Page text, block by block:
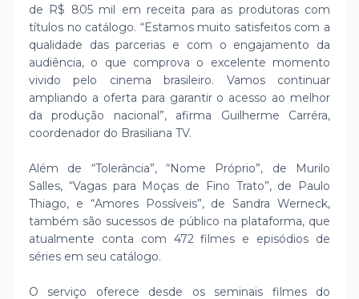
de R$ 805 mil em receita para as produtoras com
títulos no catálogo. “Estamos muito satisfeitos com a
qualidade das parcerias e com o engajamento da
audiência, o que comprova o excelente momento
vivido pelo cinema brasileiro. Vamos continuar
ampliando a oferta para garantir o acesso ao melhor
da produção nacional”, afirma Guilherme Carréra,
coordenador do Brasiliana TV.
Além de “Tolerância”, “Nome Próprio”, de Murilo
Salles, “Vagas para Moças de Fino Trato”, de Paulo
Thiago, e “Amores Possíveis”, de Sandra Werneck,
também são sucessos de público na plataforma, que
atualmente conta com 472 filmes e episódios de
séries em seu catálogo.
O serviço oferece desde os seminais filmes do